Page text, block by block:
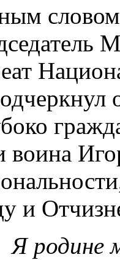
воина
и
Я родине